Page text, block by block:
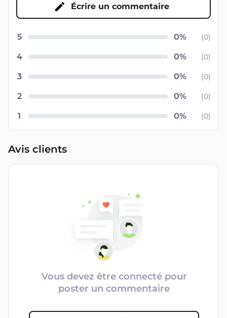
Écrire un commentaire
5 (0)
4 (0)
3 (0)
2 (0)
1 (0)
Avis clients
Vous devez être connecté pour
poster un commentaire